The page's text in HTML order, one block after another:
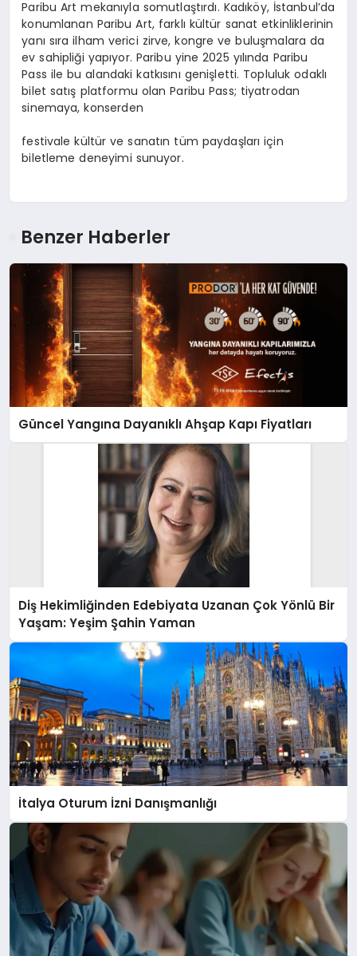
Paribu Art mekanıyla somutlaştırdı. Kadıköy, İstanbul’da
konumlanan Paribu Art, farklı kültür sanat etkinliklerinin
yanı sıra ilham verici zirve, kongre ve buluşmalara da
ev sahipliği yapıyor. Paribu yine 2025 yılında Paribu
Pass ile bu alandaki katkısını genişletti. Topluluk odaklı
bilet satış platformu olan Paribu Pass; tiyatrodan
sinemaya, konserden
festivale kültür ve sanatın tüm paydaşları için
biletleme deneyimi sunuyor.
Benzer Haberler
Güncel Yangına Dayanıklı Ahşap Kapı Fiyatları
Diş Hekimliğinden Edebiyata Uzanan Çok Yönlü Bir
Yaşam: Yeşim Şahin Yaman
İtalya Oturum İzni Danışmanlığı